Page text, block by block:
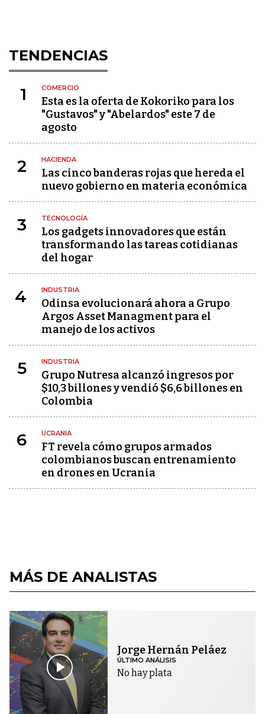
TENDENCIAS
1 COMERCIO
Esta es la oferta de Kokoriko para los
"Gustavos" y "Abelardos" este 7 de
agosto
2 HACIENDA
Las cinco banderas rojas que hereda el
nuevo gobierno en materia económica
3 TECNOLOGÍA
Los gadgets innovadores que están
transformando las tareas cotidianas
del hogar
4 INDUSTRIA
Odinsa evolucionará ahora a Grupo
Argos Asset Managment para el
manejo de los activos
5 INDUSTRIA
Grupo Nutresa alcanzó ingresos por
$10,3 billones y vendió $6,6 billones en
Colombia
6 UCRANIA
FT revela cómo grupos armados
colombianos buscan entrenamiento
en drones en Ucrania
MÁS DE ANALISTAS
Jorge Hernán Peláez
ÚLTIMO ANÁLISIS
No hay plata